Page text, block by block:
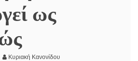
ως
Κυριακή Κανονίδου